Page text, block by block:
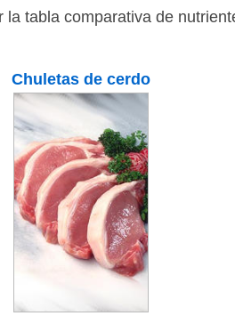
tabla comparativa de
Chuletas de cerdo